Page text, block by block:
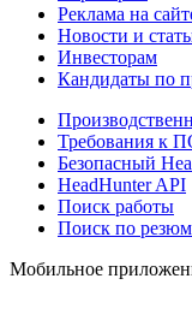
Реклама на
Новости и
Инвесторам
Кандидаты по
Требования к
Безопасный
HeadHunter API
Поиск работы
Поиск по
Мобильное